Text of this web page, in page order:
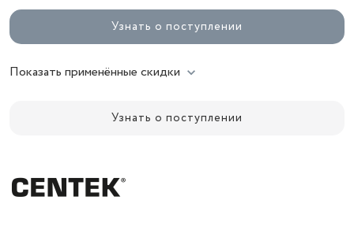
Узнать о поступлении
Показать применённые скидки
Узнать о поступлении